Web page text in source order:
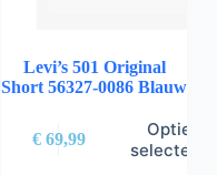
Levi’s 501 Original
Short 56327-0086 Blauw
€69,99
Opties
selecteren